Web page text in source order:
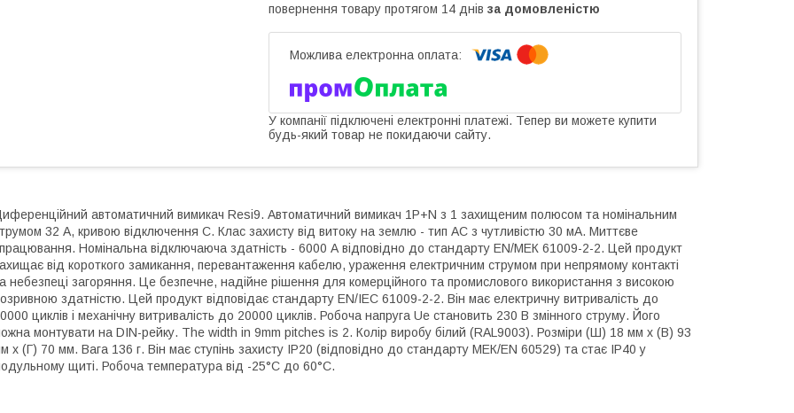
повернення товару протягом 14 днів за домовленістю
У компанії підключені електронні платежі. Тепер ви можете купити
будь-який товар не покидаючи сайту.
автоматичний вимикач Resi9. Автоматичний вимикач 1P+N з 1 захищеним полюсом та номінальним
32 A, кривою відключення C. Клас захисту від витоку на землю - тип АС з чутливістю 30 мА. Миттєве
Номінальна відключаюча здатність - 6000 А відповідно до стандарту EN/МЕК 61009-2-2. Цей продукт
від короткого замикання, перевантаження кабелю, ураження електричним струмом при непрямому контакті
небезпеці загоряння. Це безпечне, надійне рішення для комерційного та промислового використання з високою
здатністю. Цей продукт відповідає стандарту EN/IEC 61009-2-2. Він має електричну витривалість до
циклів і механічну витривалість до 20000 циклів. Робоча напруга Ue становить 230 В змінного струму. Його
монтувати на DIN-рейку. The width in 9mm pitches is 2. Колір виробу білий (RAL9003). Розміри (Ш) 18 мм х (В) 93
х (Г) 70 мм. Вага 136 г. Він має ступінь захисту IP20 (відповідно до стандарту МЕК/EN 60529) та стає IP40 у
щиті. Робоча температура від -25°C до 60°C.